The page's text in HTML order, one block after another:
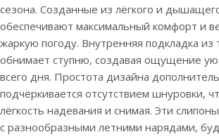
сезона. Созданные из лёгкого и
обеспечивают максимальный комфорт и
жаркую погоду. Внутренняя подкладка из
обнимает ступню, создавая ощущение
всего дня. Простота дизайна
подчёркивается отсутствием шнуровки,
лёгкость надевания и снимая. Эти
с разнообразными летними нарядами,